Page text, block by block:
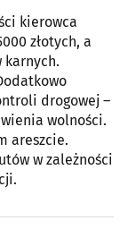
kierowca
złotych, a
karnych.
drogowej –
wolności.
areszcie.
w zależności